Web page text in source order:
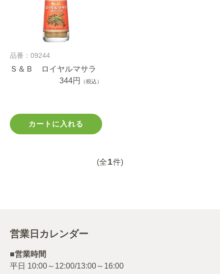
品番：09244
Ｓ＆Ｂ ロイヤルマサラ
344円
（税込）
カートに入れる
(全1件)
営業日カレンダー
■営業時間